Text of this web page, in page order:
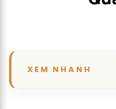
XEM NHANH